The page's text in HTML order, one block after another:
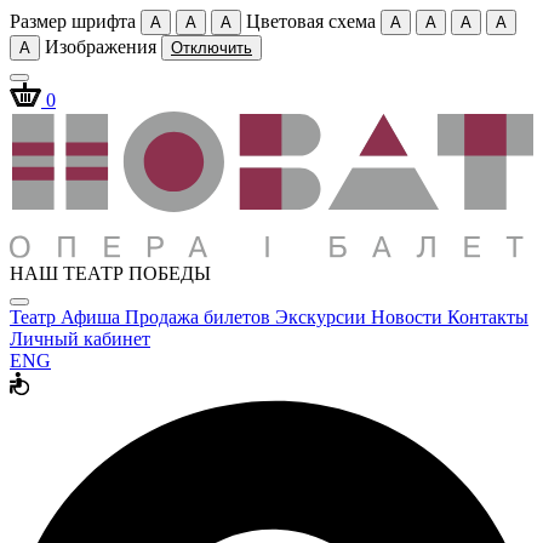
Размер шрифта A A A Цветовая схема A A A
A
A
Изображения Отключить
0
НАШ ТЕАТР ПОБЕДЫ
Театр Афиша Продажа билетов Экскурсии Новости Контакты
Личный кабинет
ENG